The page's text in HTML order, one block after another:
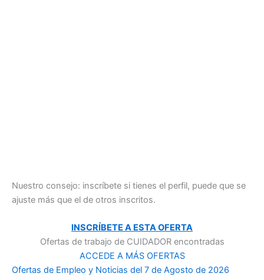
Nuestro consejo: inscríbete si tienes el perfil, puede que se
ajuste más que el de otros inscritos.
INSCRÍBETE A ESTA OFERTA
Ofertas de trabajo de CUIDADOR encontradas
ACCEDE A MÁS OFERTAS
Ofertas de Empleo y Noticias del 7 de Agosto de 2026